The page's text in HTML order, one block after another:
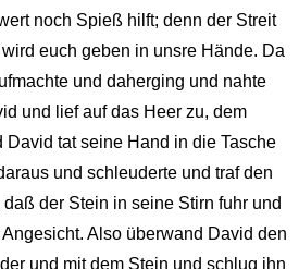
noch Spieß hilft; denn der Streit
euch geben in unsre Hände. Da
und daherging und nahte
und lief auf das Heer zu, dem
David tat seine Hand in die Tasche
und schleuderte und traf den
der Stein in seine Stirn fuhr und
Also überwand David den
und mit dem Stein und schlug ihn